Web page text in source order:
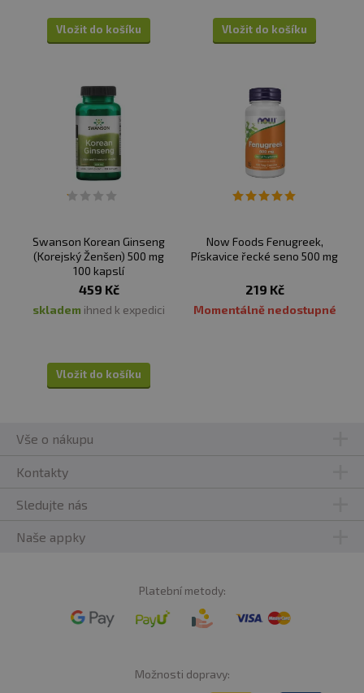
Vložit do košíku Vložit do košíku
Swanson Korean Ginseng
(Korejský Ženšen) 500 mg
100 kapslí
459 Kč
skladem ihned k expedici
Vložit do košíku
Now Foods Fenugreek,
Pískavice řecké seno 500 mg
219 Kč
Momentálně nedostupné
Vše o nákupu
Kontakty
Sledujte nás
Naše appky
Platební metody:
Možnosti dopravy: